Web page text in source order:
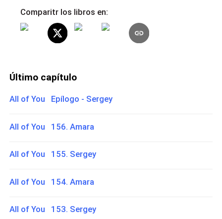
Comparitr los libros en:
Último capítulo
All of You Epílogo - Sergey
All of You 156. Amara
All of You 155. Sergey
All of You 154. Amara
All of You 153. Sergey